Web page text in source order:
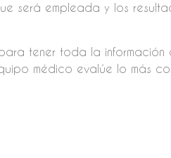
será empleada y los
tener toda la información
médico evalúe lo más